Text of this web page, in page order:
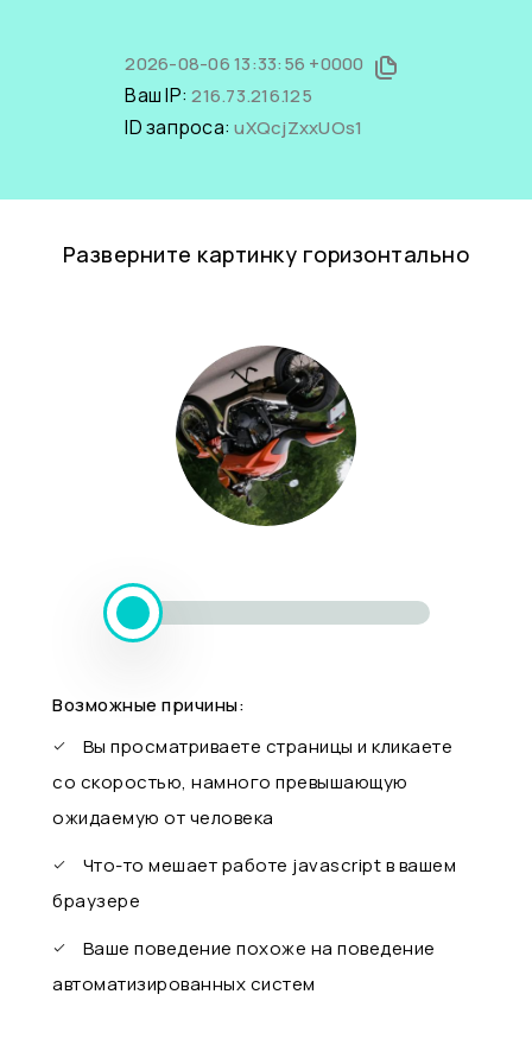
2026-08-06 13:33:56 +0000
Ваш IP:216.73.216.125
ID запроса:uXQcjZxxUOs1
Разверните картинку горизонтально
Возможные причины:
Вы просматриваете страницы и кликаете
со скоростью, намного превышающую
ожидаемую от человека
Что-то мешает работе javascript в вашем
браузере
Ваше поведение похоже на поведение
автоматизированных систем